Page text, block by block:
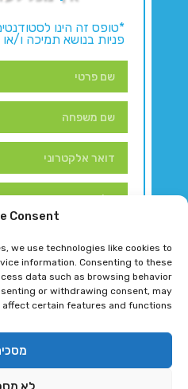
Consent
we use technologies like cookies to
information. Consenting to these
data such as browsing behavior
or withdrawing consent, may
certain features and functions.
*טופס זה הינו
פניות בנושא תמיכה ו/או